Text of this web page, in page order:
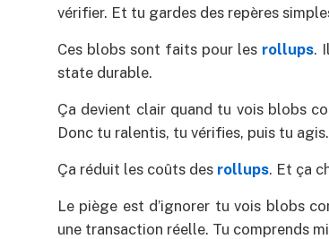
vérifier. Et tu gardes des repères
Ces blobs sont faits pour les rollups.
state durable.
Ça devient clair quand tu vois blobs
Donc tu ralentis, tu vérifies, puis tu agis.
Ça réduit les coûts des rollups. Et ça
Le piège est d’ignorer tu vois blobs
une transaction réelle. Tu comprends